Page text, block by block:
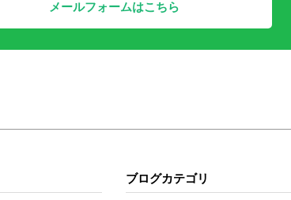
メールフォームはこちら
ブログカテゴリ